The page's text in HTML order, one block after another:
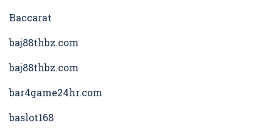
Baccarat
baj88thbz.com
baj88thbz.com
bar4game24hr.com
baslot168